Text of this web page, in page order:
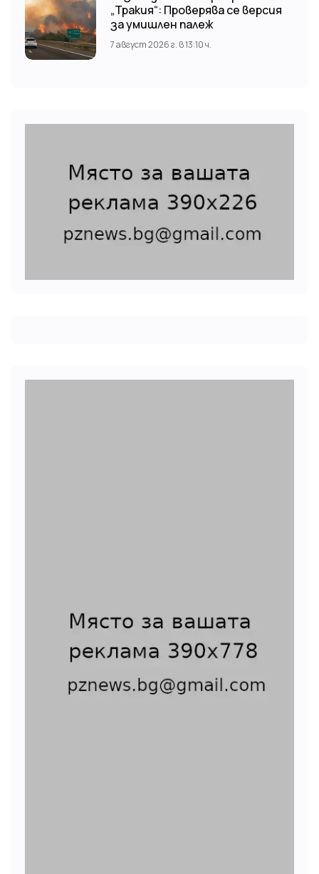
„Тракия“: Проверява се версия
за умишлен палеж
7 август 2026 г. в 13:10 ч.